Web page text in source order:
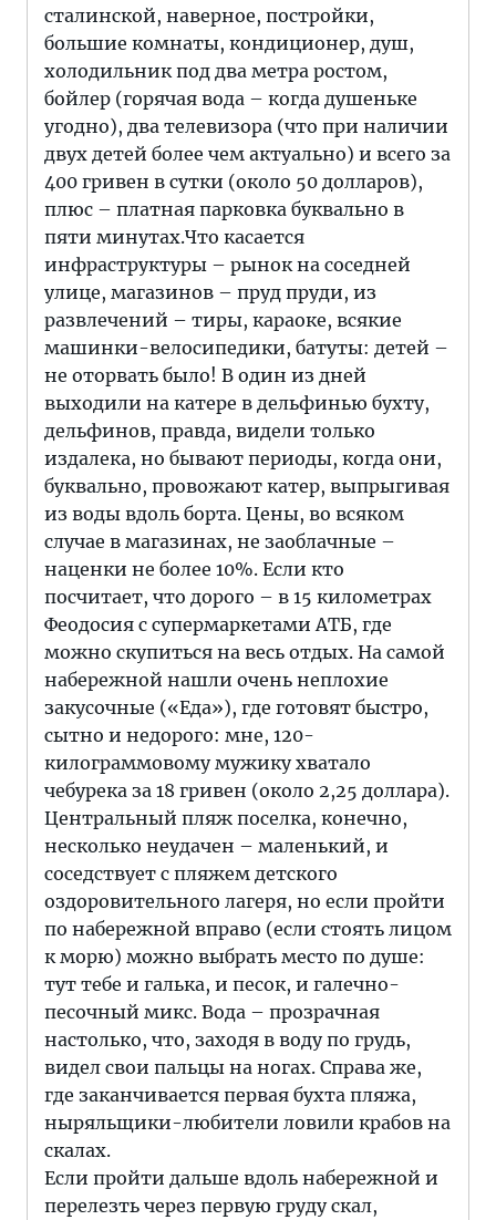
сталинской, наверное, постройки,
большие комнаты, кондиционер, душ,
холодильник под два метра ростом,
бойлер (горячая вода – когда душеньке
угодно), два телевизора (что при наличии
двух детей более чем актуально) и всего за
400 гривен в сутки (около 50 долларов),
плюс – платная парковка буквально в
пяти минутах.Что касается
инфраструктуры – рынок на соседней
улице, магазинов – пруд пруди, из
развлечений – тиры, караоке, всякие
машинки-велосипедики, батуты: детей –
не оторвать было! В один из дней
выходили на катере в дельфинью бухту,
дельфинов, правда, видели только
издалека, но бывают периоды, когда они,
буквально, провожают катер, выпрыгивая
из воды вдоль борта. Цены, во всяком
случае в магазинах, не заоблачные –
наценки не более 10%. Если кто
посчитает, что дорого – в 15 километрах
Феодосия с супермаркетами АТБ, где
можно скупиться на весь отдых. На самой
набережной нашли очень неплохие
закусочные («Еда»), где готовят быстро,
сытно и недорого: мне, 120-
килограммовому мужику хватало
чебурека за 18 гривен (около 2,25 доллара).
Центральный пляж поселка, конечно,
несколько неудачен – маленький, и
соседствует с пляжем детского
оздоровительного лагеря, но если пройти
по набережной вправо (если стоять лицом
к морю) можно выбрать место по душе:
тут тебе и галька, и песок, и галечно-
песочный микс. Вода – прозрачная
настолько, что, заходя в воду по грудь,
видел свои пальцы на ногах. Справа же,
где заканчивается первая бухта пляжа,
ныряльщики-любители ловили крабов на
скалах.
Если пройти дальше вдоль набережной и
перелезть через первую груду скал,